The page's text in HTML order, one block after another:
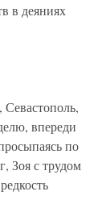
в деяниях
впереди
по
Зоя с трудом